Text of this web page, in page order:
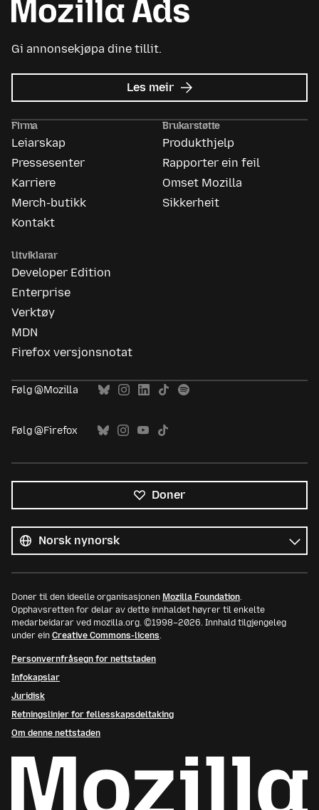
Gi annonsekjøpa dine tillit.
Les meir om
Mozilla
Firma
Leiarskap
Pressesenter
Karriere
Merch-butikk
Kontakt
Brukarstøtte
Produkthjelp
Rapporter ein feil
Omset Mozilla
Sikkerheit
Utviklarar
Developer Edition
Enterprise
Verktøy
MDN
Firefox versjonsnotat
Følg @Mozilla
Følg @Firefox
Doner
språk
Språk
Doner til den ideelle organisasjonen Mozilla Foundation.
Opphavsretten for delar av dette innhaldet høyrer til enkelte
medarbeidarar ved mozilla.org. ©1998–2026. Innhald tilgjengeleg
under ein Creative Commons-licens.
Personvernfråsegn for nettstaden
Infokapslar
Juridisk
Retningslinjer for fellesskapsdeltaking
Om denne nettstaden